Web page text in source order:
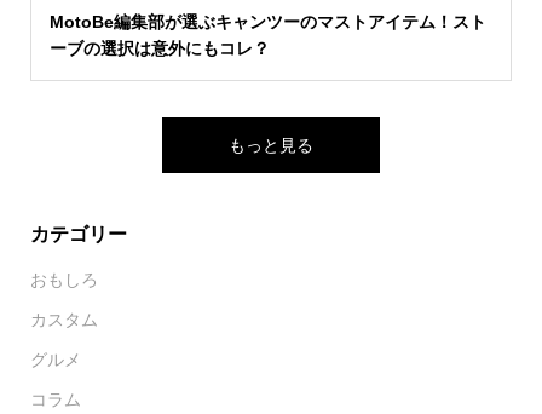
MotoBe編集部が選ぶキャンツーのマストアイテム！スト
ーブの選択は意外にもコレ？
もっと見る
カテゴリー
おもしろ
カスタム
グルメ
コラム